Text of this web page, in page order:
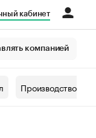
кабинет
компанией
Производство